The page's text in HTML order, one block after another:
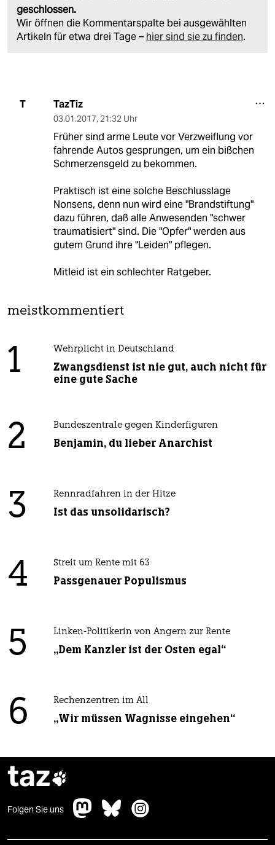
geschlossen.
Wir öffnen die Kommentarspalte bei ausgewählten
Artikeln für etwa drei Tage – hier sind sie zu finden.
T TazTiz
03.01.2017, 21:32 Uhr
Früher sind arme Leute vor Verzweiflung vor
fahrende Autos gesprungen, um ein bißchen
Schmerzensgeld zu bekommen.
Praktisch ist eine solche Beschlusslage
Nonsens, denn nun wird eine "Brandstiftung"
dazu führen, daß alle Anwesenden "schwer
traumatisiert" sind. Die "Opfer" werden aus
gutem Grund ihre "Leiden" pflegen.
Mitleid ist ein schlechter Ratgeber.
meistkommentiert
1 Wehrplicht in Deutschland
Zwangsdienst ist nie gut, auch nicht für
eine gute Sache
2 Bundeszentrale gegen Kinderfiguren
Benjamin, du lieber Anarchist
3 Rennradfahren in der Hitze
Ist das unsolidarisch?
4 Streit um Rente mit 63
Passgenauer Populismus
5 Linken-Politikerin von Angern zur Rente
„Dem Kanzler ist der Osten egal“
6 Rechenzentren im All
„Wir müssen Wagnisse eingehen“
taz
Folgen Sie uns